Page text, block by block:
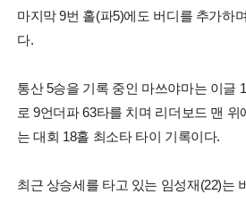
마지막 9번 홀(파5)에도 버디를 추가하
다.
통산 5승을 기록 중인 마쓰야마는 이글
로 9언더파 63타를 치며 리더보드 맨 위
는 대회 18홀 최소타 타이 기록이다.
최근 상승세를 타고 있는 임성재(22)는